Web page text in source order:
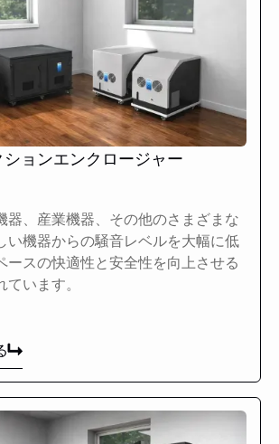
ションエンクロージャー
器、産業機器、その他のさまざまな
い機器からの騒音レベルを大幅に低
ースの快適性と安全性を向上させる
います。